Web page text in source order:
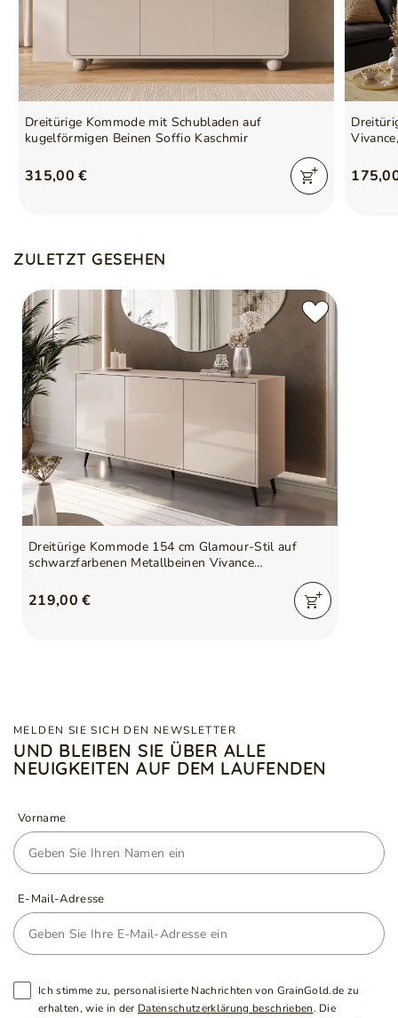
Dreitürige Kommode mit Schubladen auf
kugelförmigen Beinen Soffio Kaschmir
315,00 €
ZULETZT GESEHEN
Dreitürige Kommode 154 cm Glamour-Stil auf
schwarzfarbenen Metallbeinen Vivance
219,00 €
MELDEN SIE SICH DEN NEWSLETTER
UND BLEIBEN SIE ÜBER ALLE
NEUIGKEITEN AUF DEM LAUFENDEN
Vorname
E-Mail-Adresse
Ich stimme zu, personalisierte Nachrichten von GrainGold.de zu
erhalten, wie in der Datenschutzerklärung beschrieben. Die